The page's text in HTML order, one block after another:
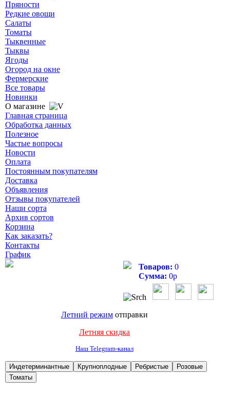
Пряности
Редкие овощи
Салаты
Томаты
Тыквенные
Тыквы
Ягоды
Огород на окне
Фермерские
Все товары
Новинки
О магазине
Главная страница
Обработка данных
Полезное
Частые вопросы
Новости
Оплата
Постоянным покупателям
Доставка
Объявления
Отзывы покупателей
Наши сорта
Архив сортов
Корзина
Как заказать?
Контакты
График
Товаров: 0
Сумма: 0р
Летний режимотправки
Летняя скидка
Наш Telegram-канал